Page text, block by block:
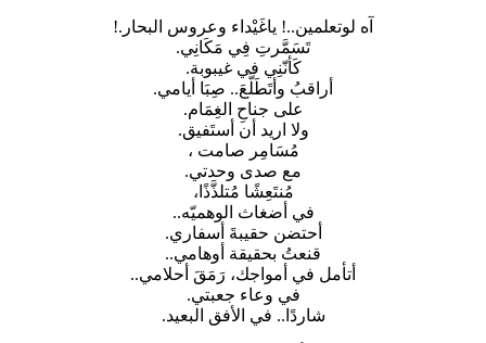
آه لوتعلمين..! ياغَيْداء وعروس البحار.!
تَسَمَّرتِ فِي مَكَانِي.
كَأنّنِي في غيبوبة.
أراقبُ وأتَطَلَّعَ.. صِبَا أيامي.
على جناحِ الغِمَام.
ولا اريد أن أستَفيق.
مُسَامِر صامت ،
مع صدى وحدتي.
مُنتَعِشًا مُتلذَّذًا،
في أضغاث الوهميّه..
أحتضن حقيبةَ أسفاري.
قنعتُ بحقيقة أوهامي..
أتأمل في أمواجك، رَمَقَ أحلامي..
في وعاء جعبتي.
شاردًا.. في الأفق البعيد.